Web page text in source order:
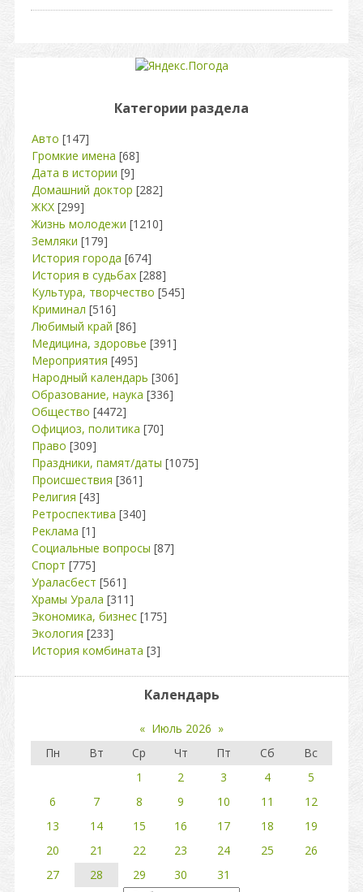
Категории раздела
Авто [147]
Громкие имена [68]
Дата в истории [9]
Домашний доктор [282]
ЖКХ [299]
Жизнь молодежи [1210]
Земляки [179]
История города [674]
История в судьбах [288]
Культура, творчество [545]
Криминал [516]
Любимый край [86]
Медицина, здоровье [391]
Мероприятия [495]
Народный календарь [306]
Образование, наука [336]
Общество [4472]
Официоз, политика [70]
Право [309]
Праздники, памят/даты [1075]
Происшествия [361]
Религия [43]
Ретроспектива [340]
Реклама [1]
Социальные вопросы [87]
Спорт [775]
Ураласбест [561]
Храмы Урала [311]
Экономика, бизнес [175]
Экология [233]
История комбината [3]
Календарь
« Июль 2026 »
Пн
Вт Ср Чт Пт Сб
Вс
1
2 3 4
5
6
7 8 9 10 11
12
13
14 15 16 17 18
19
20
21 22 23 24 25
26
27
28 29 30 31